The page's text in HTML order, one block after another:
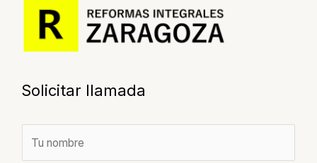
Solicitar llamada